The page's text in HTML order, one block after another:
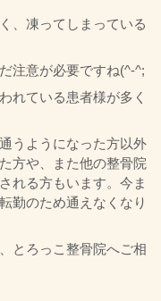
、凍ってしまっている
注意が必要ですね(^-^;
れている患者様が多く
うようになった方以外
方や、また他の整骨院
れる方もいます。今ま
勤のため通えなくなり
とろっこ整骨院へご相